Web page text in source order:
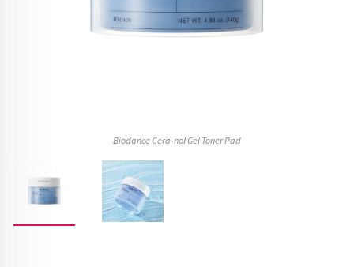
Biodance Cera-nol Gel Toner Pad